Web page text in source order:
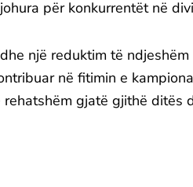
për konkurrentët në
një reduktim të
në fitimin e
gjatë gjithë